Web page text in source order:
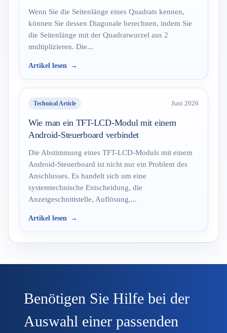
Wenn Sie die Seitenlänge eines Quadrats kennen,
können Sie dessen Diagonale berechnen, indem Sie
die Seitenlänge mit der Quadratwurzel aus 2
multiplizieren. Die...
Artikel lesen
Technical Article Juni 2026
Wie man ein TFT-LCD-Modul mit einem
Android-Steuerboard verbindet
Die Abstimmung eines TFT-LCD-Moduls mit einem
Android-Steuerboard ist nicht nur ein Problem des
Anschlusses. Es handelt sich um eine
systemtechnische Entscheidung, die
Anzeigeschnittstelle, Auflösung,...
Artikel lesen
Benötigen Sie Hilfe bei der
Auswahl einer passenden